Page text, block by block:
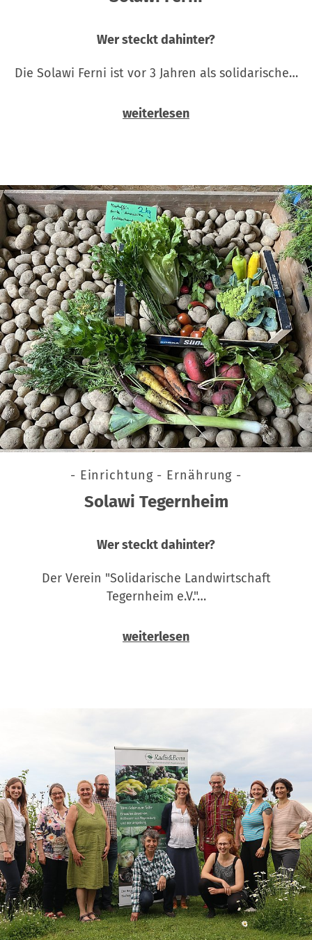
Wer steckt dahinter?
Die Solawi Ferni ist vor 3 Jahren als solidarische…
weiterlesen
- Einrichtung - Ernährung -
Solawi Tegernheim
Wer steckt dahinter?
Der Verein "Solidarische Landwirtschaft
Tegernheim e.V."…
weiterlesen